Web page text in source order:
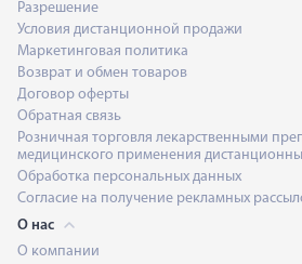
Анна Каршиева
Борис Копылов
Разрешение
Условия дистанционной продажи
Маркетинговая политика
Возврат и обмен товаров
Договор оферты
Обратная связь
Розничная торговля лекарственными
медицинского применения
Обработка персональных данных
Согласие на получение рекламных
О нас
О компании